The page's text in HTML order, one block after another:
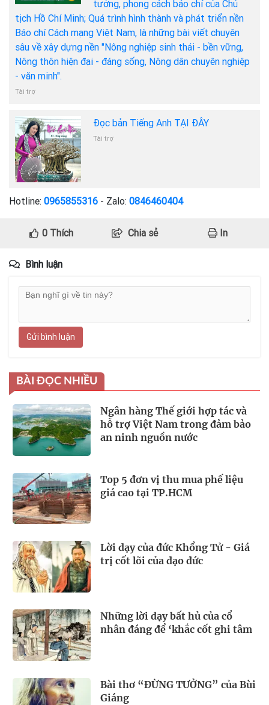
tưởng, phong cách báo chí của Chủ
tịch Hồ Chí Minh; Quá trình hình thành và phát triển nền
Báo chí Cách mạng Việt Nam, là những bài viết chuyên
sâu về xây dựng nền "Nông nghiệp sinh thái - bền vững,
Nông thôn hiện đại - đáng sống, Nông dân chuyên nghiệp
- văn minh".
Tài trợ
Đọc bản Tiếng Anh TẠI ĐÂY
Tài trợ
Hotline: 0965855316 - Zalo: 0846460404
0Thích Chia sẻ In
Bình luận
Gửi bình luận
BÀI ĐỌC NHIỀU
Ngân hàng Thế giới hợp tác và
hỗ trợ Việt Nam trong đảm bảo
an ninh nguồn nước
Top 5 đơn vị thu mua phế liệu
giá cao tại TP.HCM
Lời dạy của đức Khổng Tử - Giá
trị cốt lõi của đạo đức
Những lời dạy bất hủ của cổ
nhân đáng để ‘khắc cốt ghi tâm
Bài thơ “ĐỪNG TƯỞNG” của Bùi
Giáng